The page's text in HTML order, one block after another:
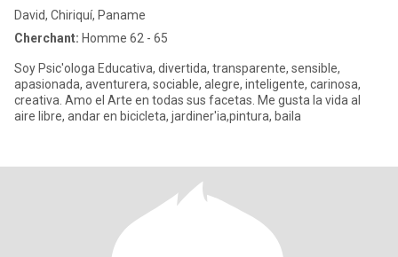
David, Chiriquí, Paname
Cherchant: Homme 62 - 65
Soy Psic'ologa Educativa, divertida, transparente, sensible,
apasionada, aventurera, sociable, alegre, inteligente, carinosa,
creativa. Amo el Arte en todas sus facetas. Me gusta la vida al
aire libre, andar en bicicleta, jardiner'ia,pintura, baila